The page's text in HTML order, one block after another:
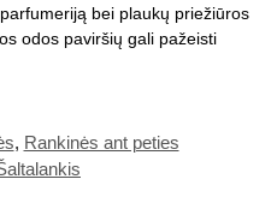
bei plaukų priežiūros
odos paviršių gali pažeisti
, Rankinės ant peties